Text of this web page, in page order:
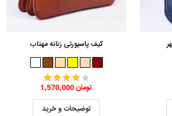
کیف پاسپورتی زنانه مهتاب
1,570,000 تومان
توضیحات و خرید